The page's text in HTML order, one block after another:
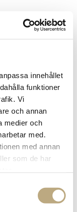
innehållet
funktioner
Vi
och annan
medier och
med.
med annan
som de har
Sidor
pensioner,
ditt